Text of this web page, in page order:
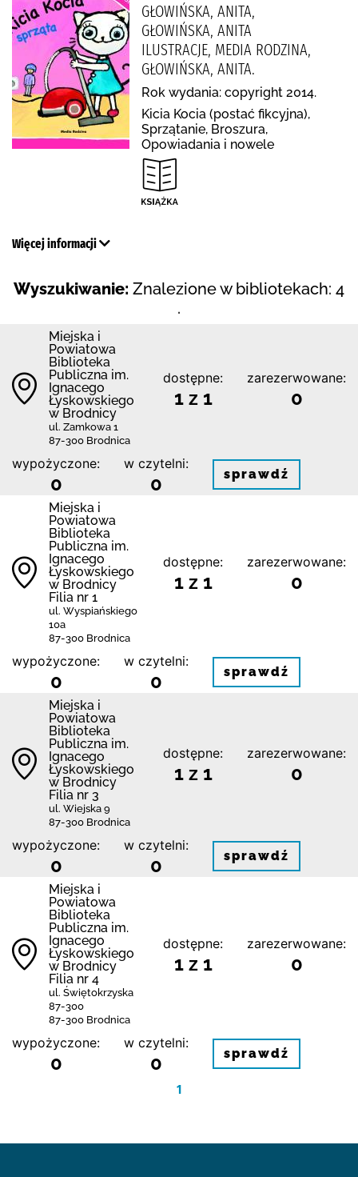
GŁOWIŃSKA, ANITA,
GŁOWIŃSKA, ANITA
ILUSTRACJE, MEDIA RODZINA,
GŁOWIŃSKA, ANITA.
Rok wydania: copyright 2014.
Kicia Kocia (postać fikcyjna),
Sprzątanie, Broszura,
Opowiadania i nowele
Więcej informacji
Wyszukiwanie: Znalezione w bibliotekach: 4
.
Miejska i
Powiatowa
Biblioteka
Publiczna im.
Ignacego
Łyskowskiego
w Brodnicy
ul. Zamkowa 1
87-300 Brodnica
dostępne:
1 z 1
zarezerwowane:
0
wypożyczone:
0
w czytelni:
0 sprawdź
Miejska i
Powiatowa
Biblioteka
Publiczna im.
Ignacego
Łyskowskiego
w Brodnicy
Filia nr 1
ul. Wyspiańskiego
10a
87-300 Brodnica
dostępne:
1 z 1
zarezerwowane:
0
wypożyczone:
0
w czytelni:
0 sprawdź
Miejska i
Powiatowa
Biblioteka
Publiczna im.
Ignacego
Łyskowskiego
w Brodnicy
Filia nr 3
ul. Wiejska 9
87-300 Brodnica
dostępne:
1 z 1
zarezerwowane:
0
wypożyczone:
0
w czytelni:
0 sprawdź
Miejska i
Powiatowa
Biblioteka
Publiczna im.
Ignacego
Łyskowskiego
w Brodnicy
Filia nr 4
ul. Świętokrzyska
87-300
87-300 Brodnica
dostępne:
1 z 1
zarezerwowane:
0
wypożyczone:
0
w czytelni:
0 sprawdź
1